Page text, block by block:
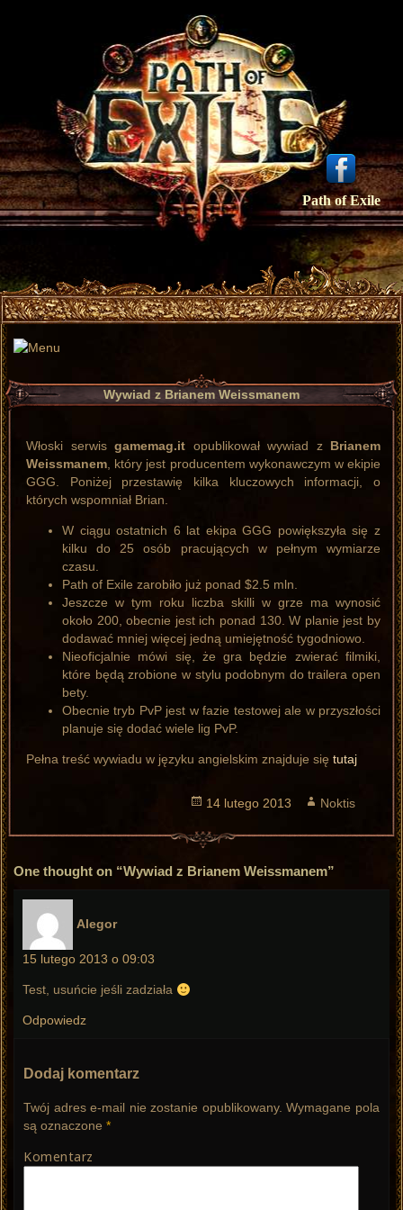
Path of Exile
Wywiad z Brianem Weissmanem
Włoski serwis gamemag.it opublikował wywiad z Brianem
Weissmanem, który jest producentem wykonawczym w ekipie
GGG. Poniżej przestawię kilka kluczowych informacji, o
których wspomniał Brian.
W ciągu ostatnich 6 lat ekipa GGG powiększyła się z
kilku do 25 osób pracujących w pełnym wymiarze
czasu.
Path of Exile zarobiło już ponad $2.5 mln.
Jeszcze w tym roku liczba skilli w grze ma wynosić
około 200, obecnie jest ich ponad 130. W planie jest by
dodawać mniej więcej jedną umiejętność tygodniowo.
Nieoficjalnie mówi się, że gra będzie zwierać filmiki,
które będą zrobione w stylu podobnym do trailera open
bety.
Obecnie tryb PvP jest w fazie testowej ale w przyszłości
planuje się dodać wiele lig PvP.
Pełna treść wywiadu w języku angielskim znajduje się tutaj
Opublikowano
14 lutego 2013 Autor
Noktis
One thought on “Wywiad z Brianem Weissmanem”
Alegor
15 lutego 2013 o 09:03
Test, usuńcie jeśli zadziała
Odpowiedz
Dodaj komentarz
Twój adres e-mail nie zostanie opublikowany. Wymagane pola
są oznaczone *
Komentarz